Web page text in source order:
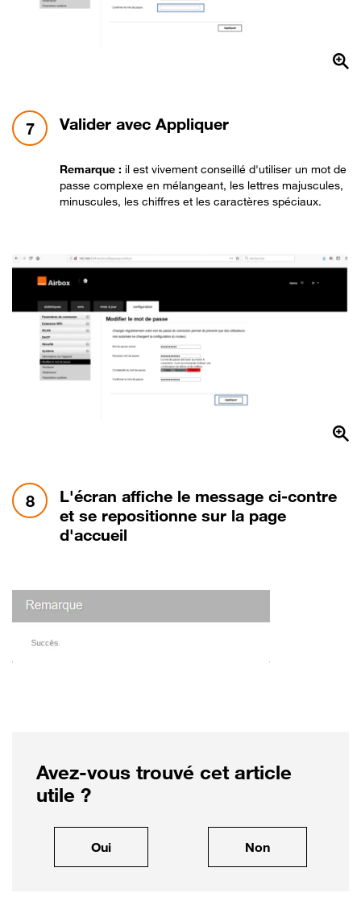
7 étape 7:
Valider avec Appliquer
Remarque : il est vivement conseillé d'utiliser un mot de
passe complexe en mélangeant, les lettres majuscules,
minuscules, les chiffres et les caractères spéciaux.
8 étape 8:
L'écran affiche le message ci-contre
et se repositionne sur la page
d'accueil
Avez-vous trouvé cet article
utile ?
Oui, cet article m'a été utileNon, cet article ne